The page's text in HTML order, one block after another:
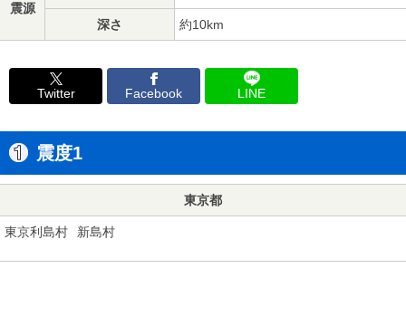
震源
深さ 約10km
Twitter Facebook LINE
震度1
東京都
東京利島村 新島村